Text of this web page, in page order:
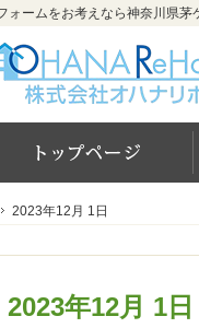
ホーム
2023年12月 1日
2023年12月 1日
ホーム
2023年12月 1日